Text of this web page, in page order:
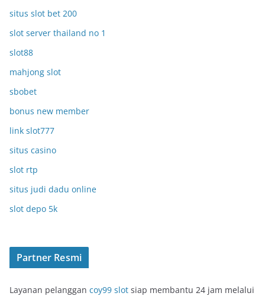
situs slot bet 200
slot server thailand no 1
slot88
mahjong slot
sbobet
bonus new member
link slot777
situs casino
slot rtp
situs judi dadu online
slot depo 5k
Partner Resmi
Layanan pelanggan coy99 slot siap membantu 24 jam melalui